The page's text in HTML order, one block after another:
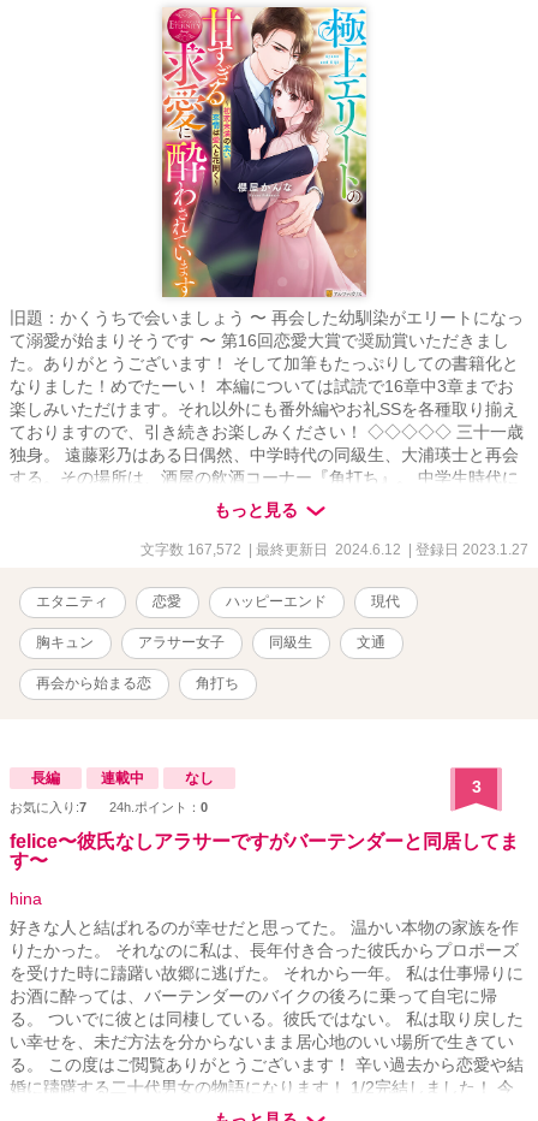
旧題：かくうちで会いましょう 〜 再会した幼馴染がエリートになっ
て溺愛が始まりそうです 〜 第16回恋愛大賞で奨励賞いただきまし
た。ありがとうございます！ そして加筆もたっぷりしての書籍化と
なりました！めでたーい！ 本編については試読で16章中3章までお
楽しみいただけます。それ以外にも番外編やお礼SSを各種取り揃え
ておりますので、引き続きお楽しみください！ ◇◇◇◇◇ 三十一歳
独身。 遠藤彩乃はある日偶然、中学時代の同級生、大浦瑛士と再会
する。その場所は、酒屋の飲酒コーナー『角打ち』。 中学生時代に
文通をしていた二人だが、そのときにしたやらかしで、彩乃は一方
的に罪悪感を抱いていた。そんな彼女に瑛士はグイグイと誘いかけ
攻めてくる。 あれ、これってもしかして付き合っている？ でもどう
れ違い恋愛話。 すべての酒と肴と、甘い恋愛話を愛する人に捧げま
す。
もっと見る
文字数 167,572 | 最終更新日 2024.6.12 | 登録日 2023.1.27
エタニティ 恋愛 ハッピーエンド 現代
胸キュン アラサー女子 同級生 文通
再会から始まる恋 角打ち
長編 連載中 なし
お気に入り:7 24h.ポイント： 0
3
felice〜彼氏なしアラサーですがバーテンダーと同居してま
す〜
hina
好きな人と結ばれるのが幸せだと思ってた。 温かい本物の家族を作
りたかった。 それなのに私は、長年付き合った彼氏からプロポーズ
を受けた時に躊躇い故郷に逃げた。 それから一年。 私は仕事帰りに
お酒に酔っては、バーテンダーのバイクの後ろに乗って自宅に帰
る。 ついでに彼とは同棲している。彼氏ではない。 私は取り戻した
い幸せを、未だ方法を分からないまま居心地のいい場所で生きてい
る。 この度はご閲覧ありがとうございます！ 辛い過去から恋愛や結
婚に躊躇する二十代男女の物語になります！ 1/2完結しました！ 今
後恋愛大賞に応募予定です。 もしよろしければお気に入りよろしく